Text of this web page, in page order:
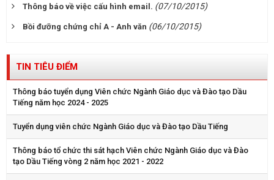
Thông báo về việc cấu hình email. (07/10/2015)
Bồi đưỡng chứng chỉ A - Anh văn (06/10/2015)
TIN TIÊU ĐIỂM
Thông báo tuyển dụng Viên chức Ngành Giáo dục và Đào tạo Dầu
Tiếng năm học 2024 - 2025
Tuyển dụng viên chức Ngành Giáo dục và Đào tạo Dầu Tiếng
Thông báo tổ chức thi sát hạch Viên chức Ngành Giáo dục và Đào
tạo Dầu Tiếng vòng 2 năm học 2021 - 2022